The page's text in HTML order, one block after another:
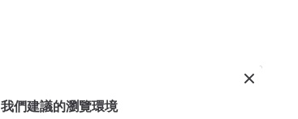
我們建議的瀏覽環境